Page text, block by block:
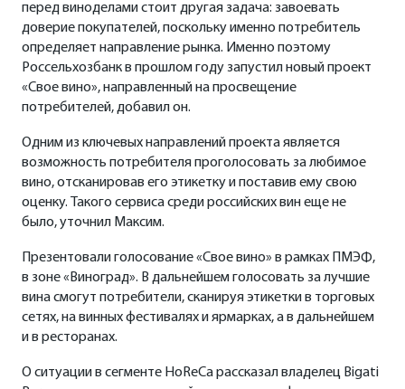
перед виноделами стоит другая задача: завоевать
доверие покупателей, поскольку именно потребитель
определяет направление рынка. Именно поэтому
Россельхозбанк в прошлом году запустил новый проект
«Свое вино», направленный на просвещение
потребителей, добавил он.
Одним из ключевых направлений проекта является
возможность потребителя проголосовать за любимое
вино, отсканировав его этикетку и поставив ему свою
оценку. Такого сервиса среди российских вин еще не
было, уточнил Максим.
Презентовали голосование «Свое вино» в рамках ПМЭФ,
в зоне «Виноград». В дальнейшем голосовать за лучшие
вина смогут потребители, сканируя этикетки в торговых
сетях, на винных фестивалях и ярмарках, а в дальнейшем
и в ресторанах.
О ситуации в сегменте HoReCa рассказал владелец Bigati